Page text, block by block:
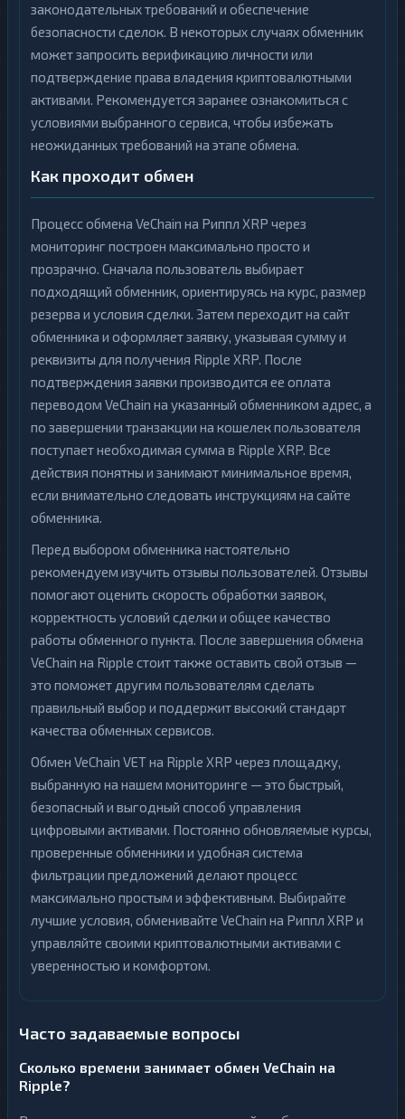
законодательных требований и обеспечение
безопасности сделок. В некоторых случаях обменник
может запросить верификацию личности или
подтверждение права владения криптовалютными
активами. Рекомендуется заранее ознакомиться с
условиями выбранного сервиса, чтобы избежать
неожиданных требований на этапе обмена.
Как проходит обмен
Процесс обмена VeChain на Риппл XRP через
мониторинг построен максимально просто и
прозрачно. Сначала пользователь выбирает
подходящий обменник, ориентируясь на курс, размер
резерва и условия сделки. Затем переходит на сайт
обменника и оформляет заявку, указывая сумму и
реквизиты для получения Ripple XRP. После
подтверждения заявки производится ее оплата
переводом VeChain на указанный обменником адрес, а
по завершении транзакции на кошелек пользователя
поступает необходимая сумма в Ripple XRP. Все
действия понятны и занимают минимальное время,
если внимательно следовать инструкциям на сайте
обменника.
Перед выбором обменника настоятельно
рекомендуем изучить отзывы пользователей. Отзывы
помогают оценить скорость обработки заявок,
корректность условий сделки и общее качество
работы обменного пункта. После завершения обмена
VeChain на Ripple стоит также оставить свой отзыв —
это поможет другим пользователям сделать
правильный выбор и поддержит высокий стандарт
качества обменных сервисов.
Обмен VeChain VET на Ripple XRP через площадку,
выбранную на нашем мониторинге — это быстрый,
безопасный и выгодный способ управления
цифровыми активами. Постоянно обновляемые курсы,
проверенные обменники и удобная система
фильтрации предложений делают процесс
максимально простым и эффективным. Выбирайте
лучшие условия, обменивайте VeChain на Риппл XRP и
управляйте своими криптовалютными активами с
уверенностью и комфортом.
Часто задаваемые вопросы
Сколько времени занимает обмен VeChain на
Ripple?